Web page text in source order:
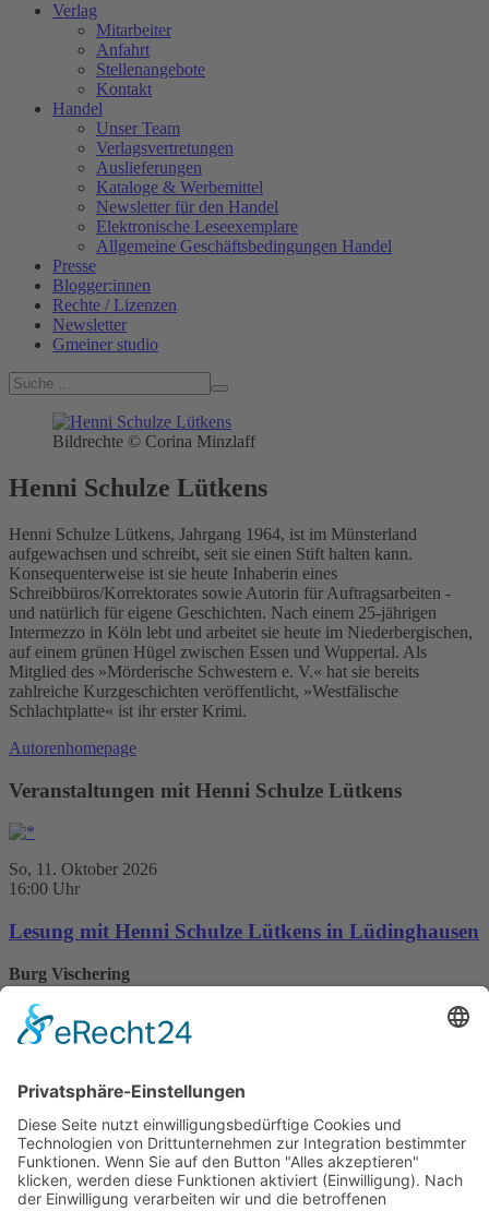
Verlag
Mitarbeiter
Anfahrt
Stellenangebote
Kontakt
Handel
Unser Team
Verlagsvertretungen
Auslieferungen
Kataloge & Werbemittel
Newsletter für den Handel
Elektronische Leseexemplare
Allgemeine Geschäftsbedingungen Handel
Presse
Blogger:innen
Rechte / Lizenzen
Newsletter
Gmeiner studio
Bildrechte © Corina Minzlaff
Henni Schulze Lütkens
Henni Schulze Lütkens, Jahrgang 1964, ist im Münsterland
aufgewachsen und schreibt, seit sie einen Stift halten kann.
Konsequenterweise ist sie heute Inhaberin eines
Schreibbüros/Korrektorates sowie Autorin für Auftragsarbeiten -
und natürlich für eigene Geschichten. Nach einem 25-jährigen
Intermezzo in Köln lebt und arbeitet sie heute im Niederbergischen,
auf einem grünen Hügel zwischen Essen und Wuppertal. Als
Mitglied des »Mörderische Schwestern e. V.« hat sie bereits
zahlreiche Kurzgeschichten veröffentlicht, »Westfälische
Schlachtplatte« ist ihr erster Krimi.
Autorenhomepage
Veranstaltungen mit Henni Schulze Lütkens
So, 11. Oktober 2026
16:00 Uhr
Lesung mit Henni Schulze Lütkens in Lüdinghausen
Burg Vischering
59348 Lüdinghausen
Westfälische Schlachtplatte
10. September 2025
sofort lieferbar